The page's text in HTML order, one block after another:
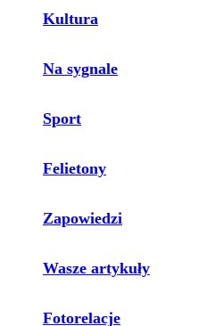
Kultura
Na sygnale
Sport
Felietony
Zapowiedzi
Wasze artykuły
Fotorelacje